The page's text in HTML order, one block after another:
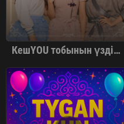
КешYOU тобынын үздік әндер